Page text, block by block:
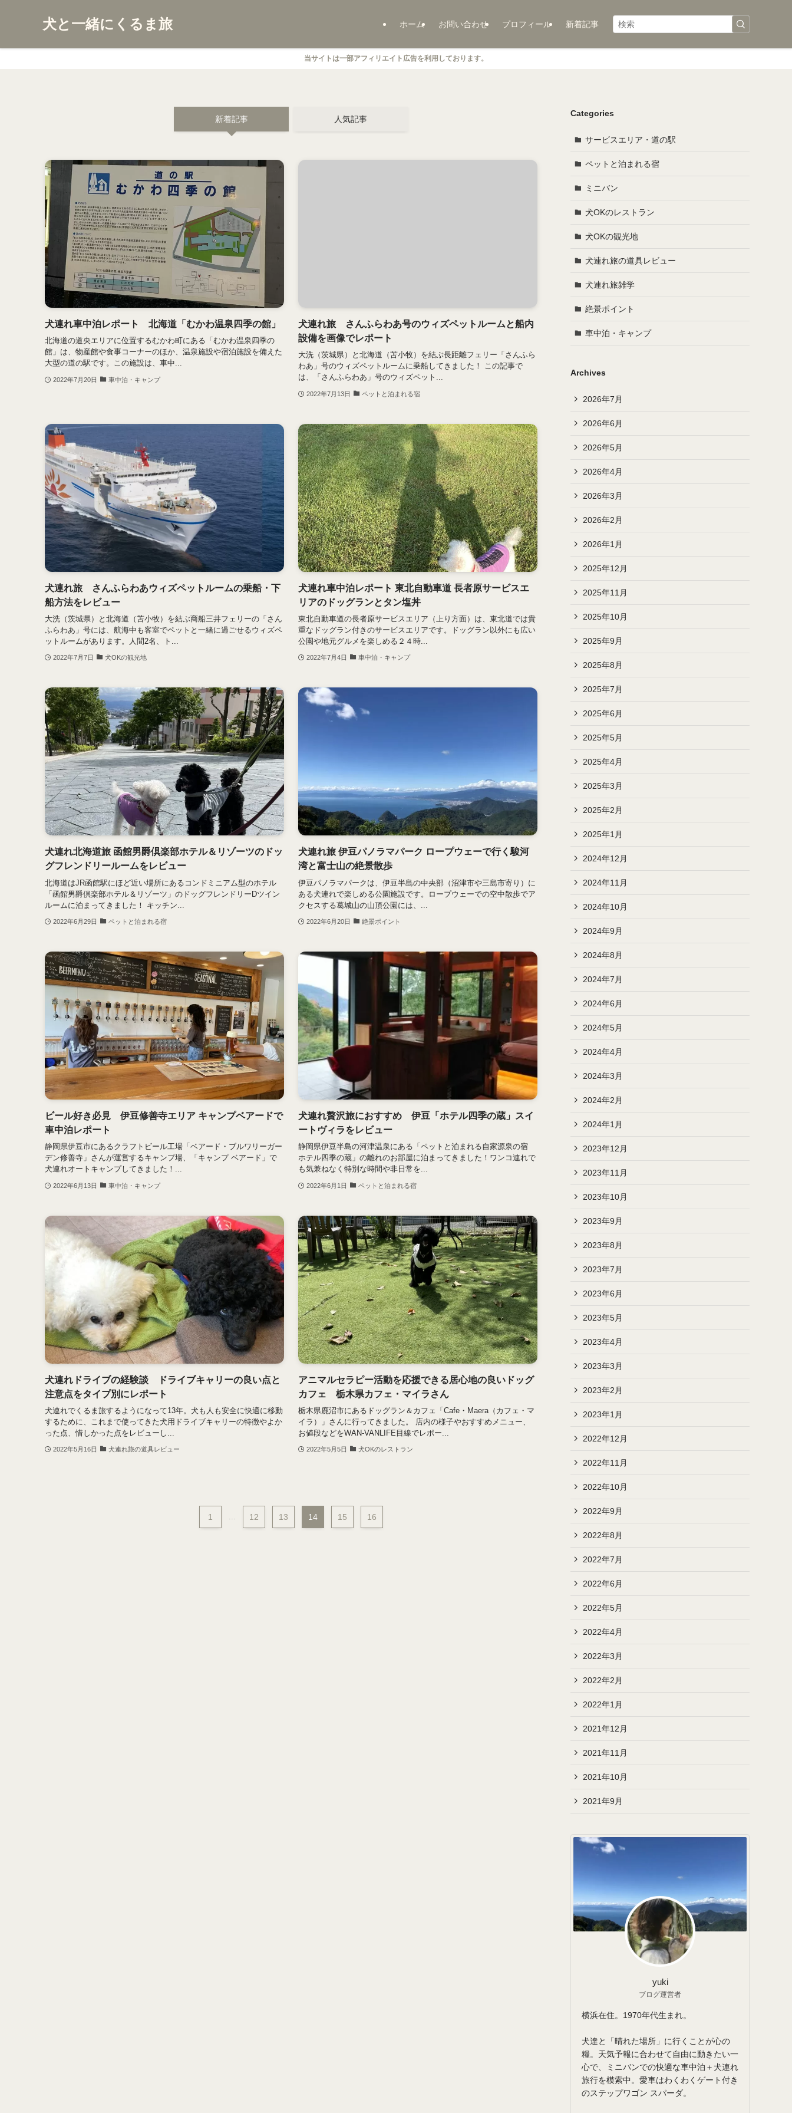
犬と一緒にくるま旅 ホーム お問い合わせ プロフィール 新着記事
当サイトは一部アフィリエイト広告を利用しております。
新着記事 人気記事
犬連れ車中泊レポート 北海道「むかわ温泉四季の館」
北海道の道央エリアに位置するむかわ町にある「むかわ温泉四季の
館」は、物産館や食事コーナーのほか、温泉施設や宿泊施設を備えた
大型の道の駅です。この施設は、車中...
2022年7月20日 車中泊・キャンプ
犬連れ旅 さんふらわあ号のウィズペットルームと船内
設備を画像でレポート
大洗（茨城県）と北海道（苫小牧）を結ぶ長距離フェリー「さんふら
わあ」号のウィズペットルームに乗船してきました！ この記事で
は、「さんふらわあ」号のウィズペット...
2022年7月13日 ペットと泊まれる宿
犬連れ旅 さんふらわあウィズペットルームの乗船・下
船方法をレビュー
大洗（茨城県）と北海道（苫小牧）を結ぶ商船三井フェリーの「さん
ふらわあ」号には、航海中も客室でペットと一緒に過ごせるウィズペ
ットルームがあります。人間2名、ト...
2022年7月7日 犬OKの観光地
犬連れ車中泊レポート 東北自動車道 長者原サービスエ
リアのドッグランとタン塩丼
東北自動車道の長者原サービスエリア（上り方面）は、東北道では貴
重なドッグラン付きのサービスエリアです。ドッグラン以外にも広い
公園や地元グルメを楽しめる２４時...
2022年7月4日 車中泊・キャンプ
犬連れ北海道旅 函館男爵倶楽部ホテル＆リゾーツのドッ
グフレンドリールームをレビュー
北海道はJR函館駅にほど近い場所にあるコンドミニアム型のホテル
「函館男爵倶楽部ホテル＆リゾーツ」のドッグフレンドリーDツイン
ルームに泊まってきました！ キッチン...
2022年6月29日 ペットと泊まれる宿
犬連れ旅 伊豆パノラマパーク ロープウェーで行く駿河
湾と富士山の絶景散歩
伊豆パノラマパークは、伊豆半島の中央部（沼津市や三島市寄り）に
ある犬連れで楽しめる公園施設です。ロープウェーでの空中散歩でア
クセスする葛城山の山頂公園には、...
2022年6月20日 絶景ポイント
ビール好き必見 伊豆修善寺エリア キャンプベアードで
車中泊レポート
静岡県伊豆市にあるクラフトビール工場「ベアード・ブルワリーガー
デン修善寺」さんが運営するキャンプ場、「キャンプ ベアード」で
犬連れオートキャンプしてきました！...
2022年6月13日 車中泊・キャンプ
犬連れ贅沢旅におすすめ 伊豆「ホテル四季の蔵」スイ
ートヴィラをレビュー
静岡県伊豆半島の河津温泉にある「ペットと泊まれる自家源泉の宿
ホテル四季の蔵」の離れのお部屋に泊まってきました！ワンコ連れで
も気兼ねなく特別な時間や非日常を...
2022年6月1日 ペットと泊まれる宿
犬連れドライブの経験談 ドライブキャリーの良い点と
注意点をタイプ別にレポート
犬連れでくるま旅するようになって13年。犬も人も安全に快適に移動
するために、これまで使ってきた犬用ドライブキャリーの特徴やよか
った点、惜しかった点をレビューし...
2022年5月16日 犬連れ旅の道具レビュー
アニマルセラピー活動を応援できる居心地の良いドッグ
カフェ 栃木県カフェ・マイラさん
栃木県鹿沼市にあるドッグラン＆カフェ「Cafe・Maera（カフェ・マ
イラ）」さんに行ってきました。 店内の様子やおすすめメニュー、
お値段などをWAN-VANLIFE目線でレポー...
2022年5月5日 犬OKのレストラン
1 ... 12 13 14 15 16
Categories
サービスエリア・道の駅
ペットと泊まれる宿
ミニバン
犬OKのレストラン
犬OKの観光地
犬連れ旅の道具レビュー
犬連れ旅雑学
絶景ポイント
車中泊・キャンプ
Archives
2026年7月
2026年6月
2026年5月
2026年4月
2026年3月
2026年2月
2026年1月
2025年12月
2025年11月
2025年10月
2025年9月
2025年8月
2025年7月
2025年6月
2025年5月
2025年4月
2025年3月
2025年2月
2025年1月
2024年12月
2024年11月
2024年10月
2024年9月
2024年8月
2024年7月
2024年6月
2024年5月
2024年4月
2024年3月
2024年2月
2024年1月
2023年12月
2023年11月
2023年10月
2023年9月
2023年8月
2023年7月
2023年6月
2023年5月
2023年4月
2023年3月
2023年2月
2023年1月
2022年12月
2022年11月
2022年10月
2022年9月
2022年8月
2022年7月
2022年6月
2022年5月
2022年4月
2022年3月
2022年2月
2022年1月
2021年12月
2021年11月
2021年10月
2021年9月
yuki
ブログ運営者
横浜在住。1970年代生まれ。
犬達と「晴れた場所」に行くことが心の
糧。天気予報に合わせて自由に動きたい一
心で、ミニバンでの快適な車中泊＋犬連れ
旅行を模索中。愛車はわくわくゲート付き
のステップワゴン スパーダ。